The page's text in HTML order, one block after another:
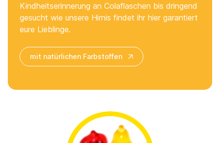
Kindheitserinnerung an Colaflaschen bis dringend
gesucht wie unsere Hirnis findet ihr hier garantiert
eure Lieblinge.
mit natürlichen Farbstoffen